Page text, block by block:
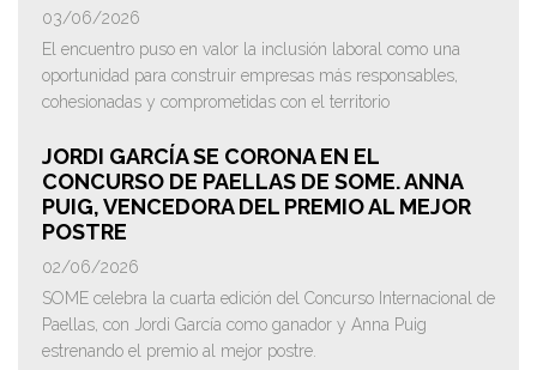
03/06/2026
El encuentro puso en valor la inclusión laboral como una
oportunidad para construir empresas más responsables,
cohesionadas y comprometidas con el territorio
JORDI GARCÍA SE CORONA EN EL
CONCURSO DE PAELLAS DE SOME. ANNA
PUIG, VENCEDORA DEL PREMIO AL MEJOR
POSTRE
02/06/2026
SOME celebra la cuarta edición del Concurso Internacional de
Paellas, con Jordi García como ganador y Anna Puig
estrenando el premio al mejor postre.